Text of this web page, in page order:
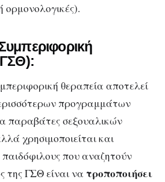
ορμονολογικές).
θεραπεία αποτελεί
προγραμμάτων
παραβάτες σεξουαλικών
χρησιμοποιείται και
που αναζητούν
της ΓΣΘ είναι να τροποποιήσει